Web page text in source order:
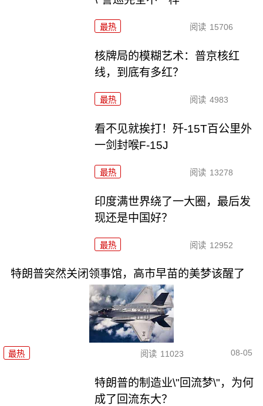
最热 阅读 15706
核牌局的模糊艺术：普京核红
线，到底有多红？
最热 阅读 4983
看不见就挨打！歼-15T百公里外
一剑封喉F-15J
最热 阅读 13278
印度满世界绕了一大圈，最后发
现还是中国好？
最热 阅读 12952
特朗普突然关闭领事馆，高市早苗的美梦该醒了
最热 阅读 11023 08-05
特朗普的制造业\"回流梦\"，为何
成了回流东大？